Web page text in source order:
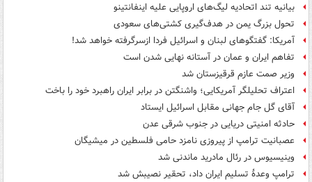
بیانیه تند اتحادیه لیگ‌های اروپایی علیه اینفانتینو
تحول بزرگ یمن در هدف‌گیری کشتی‌های سعودی
آمریکا: گفتگوهای لبنان و اسرائیل فردا ازسرگرفته خواهد شد!
تفاهم ایران و عمان در آستانه نهایی شدن است
وزیر صمت عازم قرقیزستان شد
اعتراف تحلیلگر آمریکایی؛ واشنگتن در برابر ایران راهبرد خود را باخت
آقای گل جام جهانی مقابل اسرائیل ایستاد
حادثه امنیتی دریایی در جنوب شرقی عدن
عصبانیت ترامپ از پیروزی نامزد حامی فلسطین در میشیگان
وینیسیوس در رئال مادرید ماندنی شد
ترامپ وعدۀ تسلیم ایران داد، تحقیر نصیبش شد